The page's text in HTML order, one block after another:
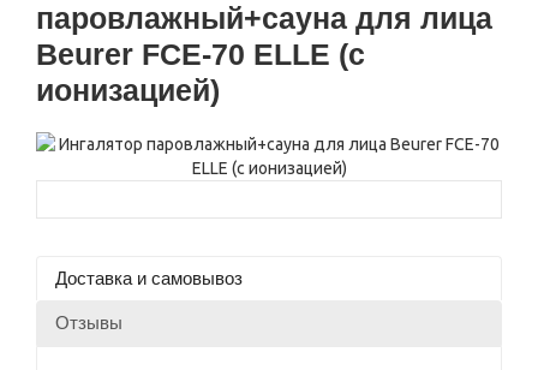
паровлажный+сауна для лица
Beurer FCE-70 ELLE (с
ионизацией)
Доставка и самовывоз
Отзывы